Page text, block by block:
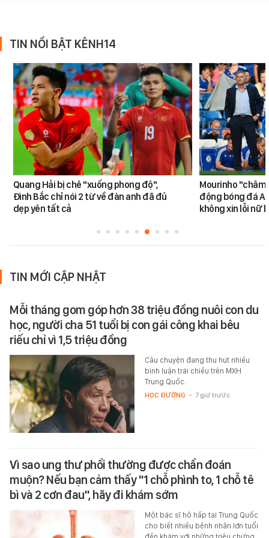
TIN NỔI BẬT KÊNH14
Quang Hải bị chê "xuống phong độ",
Đình Bắc chỉ nói 2 từ về đàn anh đã đủ
dẹp yên tất cả
Mourinho "châm
động bóng đá
không xin lỗi nữ
TIN MỚI CẬP NHẬT
Mỗi tháng gom góp hơn 38 triệu đồng nuôi con du
học, người cha 51 tuổi bị con gái công khai bêu
riếu chỉ vì 1,5 triệu đồng
Câu chuyện đang thu hút nhiều
bình luận trái chiều trên MXH
Trung Quốc.
HỌC ĐƯỜNG - 7 giờ trước
Vì sao ung thư phổi thường được chẩn đoán
muộn? Nếu bạn cảm thấy "1 chỗ phình to, 1 chỗ tê
bì và 2 cơn đau", hãy đi khám sớm
Một bác sĩ hô hấp tại Trung Quốc
cho biết nhiều bệnh nhân lớn tuổi